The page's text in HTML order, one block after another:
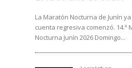
La Maratón Nocturna de Junín
cuenta regresiva comenzó. 14.ª
Nocturna Junín 2026 Domingo...